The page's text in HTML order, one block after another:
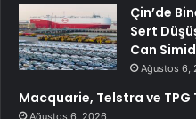
Çin’de
Sert
Can
Ağustos 6,
Macquarie, Telstra ve
Ağustos 6, 2026